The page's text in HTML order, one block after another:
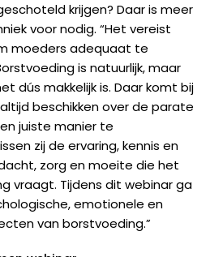
krijgen? Daar is meer
voor nodig. “Het vereist
moeders adequaat te
is natuurlijk, maar
dús makkelijk is. Daar komt bij
beschikken over de parate
juiste manier te
zij de ervaring, kennis en
zorg en moeite die het
vraagt. Tijdens dit webinar ga
emotionele en
van borstvoeding.”